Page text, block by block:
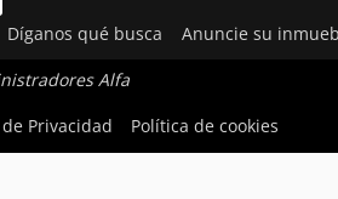
Díganos qué busca Anuncie su
Alfa
Privacidad Política de cookies